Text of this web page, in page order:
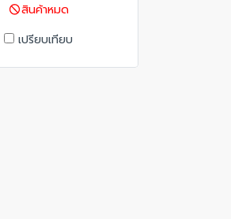
สินค้าหมด
เปรียบเทียบ